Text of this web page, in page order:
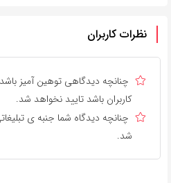
نظرات کاربران
چنانچه دیدگاهی توهین آمیز
کاربران باشد تایید نخواهد شد.
چنانچه دیدگاه شما جنبه ی
شد.